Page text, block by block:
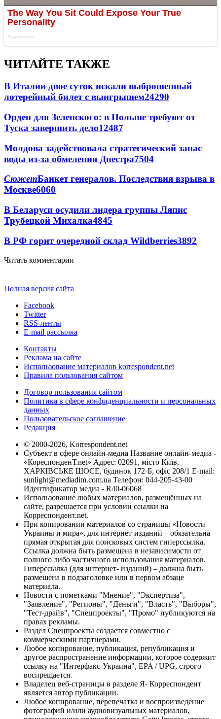
ЧИТАЙТЕ ТАКЖЕ
В Италии двое суток искали выброшенный
лотерейный билет с выигрышем24290
Орден для Зеленского: в Польше требуют от
Туска завершить дело12487
Молдова задействовала стратегический запас
воды из-за обмеления Днестра7504
СюжетБанкет генералов. Последствия взрыва в
Москве6060
В Беларуси осудили лидера группы Ляпис
Трубецкой Михалка4845
В РФ горит очередной склад Wildberries3892
Читать комментарии
Полная версия сайта
Facebook
Twitter
RSS-ленты
E-mail рассылка
Контакты
Реклама на сайте
Использование материалов korrespondent.net
Правила пользования сайтом
Договор пользования сайтом
Политика в сфере конфиденциальности и персональных
данных
Пользовательское соглашение
Редакция
© 2000-2026, Korrespondent.net
Субъект в сфере онлайн-медиа Название онлайн-медиа -
«КореспонденТ.net» Адрес: 02091, місто Київ,
ХАРКІВСЬКЕ ШОСЕ, будинок 172-Б, офіс 208/1 E-mail:
sunlight@mediadim.com.ua Телефон: 044-205-43-00
Идентификатор медиа - R40-06068
Использование любых материалов, размещённых на
сайте, разрешается при условии ссылки на
Корреспондент.net.
При копировании материалов со страницы «Новости
Украины и мира», для интернет-изданий – обязательна
прямая открытая для поисковых систем гиперссылка.
Ссылка должна быть размещена в независимости от
полного либо частичного использования материалов.
Гиперссылка (для интернет- изданий) – должна быть
размещена в подзаголовке или в первом абзаце
материала.
Новости с пометками "Мнение", "Экспертиза",
"Заявление", "Регионы", "Деньги", "Власть", "Выборы",
"Тест-драйв", "Спецпроекты", "Промо" публикуются на
правах рекламы.
Раздел Спецпроекты создается совместно с
коммерческими партнерами.
Любое копирование, публикация, републикация и
другое распространение информации, которое содержит
ссылку на "Интерфакс-Украина", EPA / UPG, строго
воспрещается.
Владелец веб-страницы в разделе Я- Корреспондент
является автор публикации.
Любое копирование, перепечатка и воспроизведение
фотографий и/или аудиовизуальных материалов,